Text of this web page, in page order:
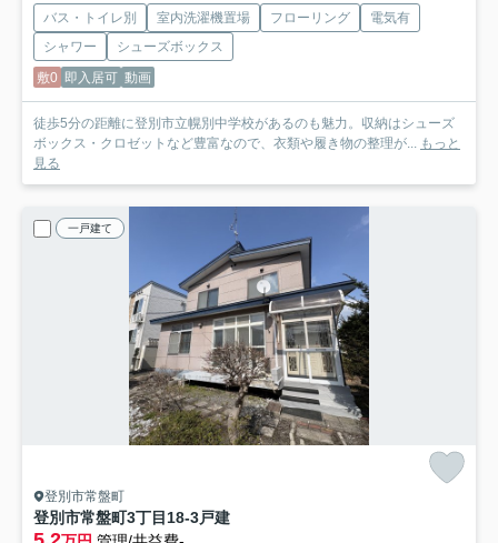
バス・トイレ別 室内洗濯機置場 フローリング
電気有
シャワー
シューズボックス
敷0 即入居可 動画
徒歩5分の距離に登別市立幌別中学校があるのも魅力。収納はシューズ
ボックス・クロゼットなど豊富なので、衣類や履き物の整理が... もっと
見る
一戸建て
登別市常盤町
登別市常盤町3丁目18-3戸建